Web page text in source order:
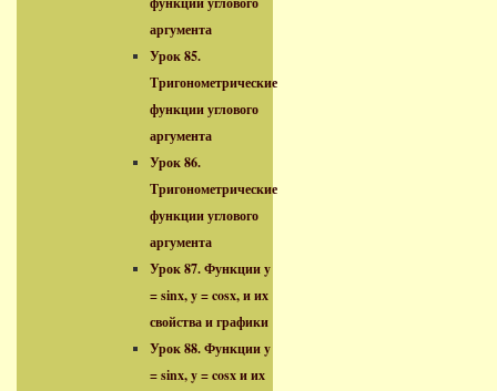
аргумента
Урок 85.
Тригонометрические
функции углового
аргумента
Урок 86.
Тригонометрические
функции углового
аргумента
Урок 87. Функции y
= sinx, y = cosx, и их
свойства и графики
Урок 88. Функции y
= sinx, y = cosx и их